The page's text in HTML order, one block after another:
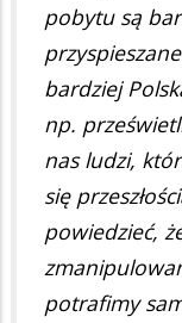
pobytu są
bardziej
np.
nas ludzi,
się
powiedzieć,
potrafimy